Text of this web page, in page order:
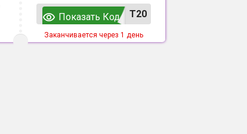
T20
Показать Код
Заканчивается через 1 день